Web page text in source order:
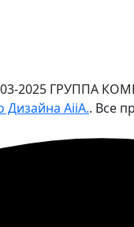
2025 ГРУППА
Дизайна AiiA.. Все